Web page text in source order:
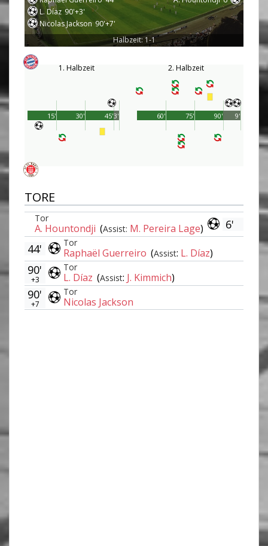
L. Díaz 90'+3'
Nicolas Jackson 90'+7'
Halbzeit: 1-1
1. Halbzeit
45'
15' 30' 3'
2. Halbzeit
90'
60' 75' 9'
TORE
6'
Tor
A. Hountondji (Assist: M. Pereira Lage)
Tor
Raphaël Guerreiro (Assist: L. Díaz)
44'
Tor
L. Díaz (Assist: J. Kimmich)
90'
+3
Tor
Nicolas Jackson
90'
+7